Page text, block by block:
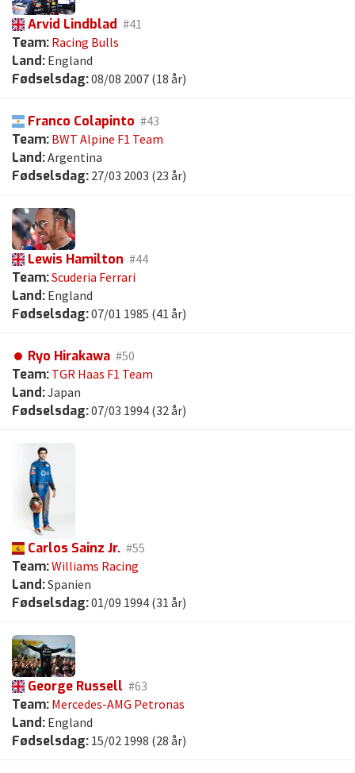
Arvid Lindblad #41
Team: Racing Bulls
Land: England
Fødselsdag:08/08 2007 (18 år)
Franco Colapinto #43
Team: BWT Alpine F1 Team
Land:Argentina
Fødselsdag: 27/03 2003 (23 år)
Lewis Hamilton #44
Team:Scuderia Ferrari
Land: England
Fødselsdag:07/01 1985 (41 år)
Ryo Hirakawa #50
Team: TGR Haas F1 Team
Land:Japan
Fødselsdag:07/03 1994 (32 år)
Carlos Sainz Jr. #55
Team:Williams Racing
Land:Spanien
Fødselsdag:01/09 1994 (31 år)
George Russell #63
Team: Mercedes-AMG Petronas
Land: England
Fødselsdag: 15/02 1998 (28 år)